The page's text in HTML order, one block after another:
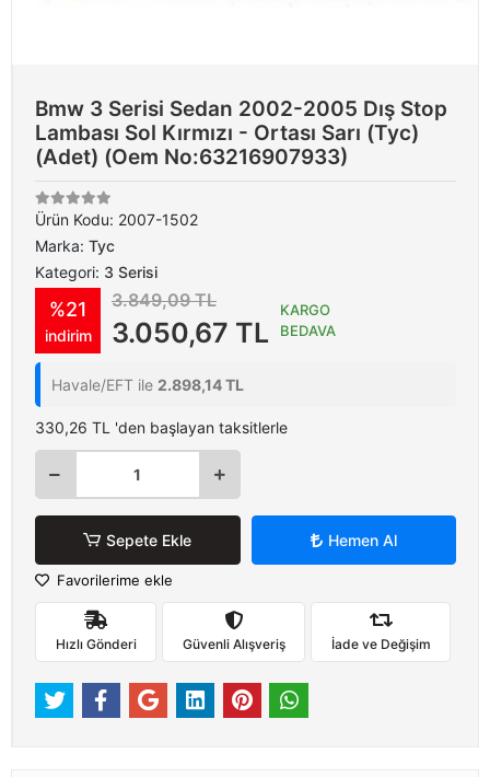
Bmw 3 Serisi Sedan 2002-2005 Dış Stop
Lambası Sol Kırmızı - Ortası Sarı (Tyc)
(Adet) (Oem No:63216907933)
Ürün Kodu: 2007-1502
Marka: Tyc
Kategori: 3 Serisi
%21
indirim
3.849,09 TL
3.050,67 TL
KARGO
BEDAVA
Havale/EFT ile 2.898,14 TL
330,26 TL 'den başlayan taksitlerle
Sepete Ekle Hemen Al
Favorilerime ekle
Hızlı Gönderi Güvenli Alışveriş İade ve Değişim